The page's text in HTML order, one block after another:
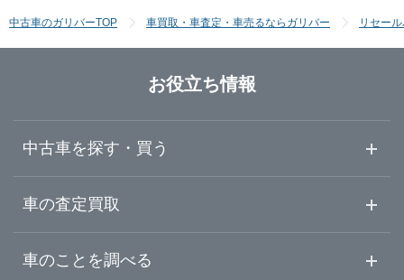
福島
栃木
富山
福井
山梨
京都
和歌山
広島
中古車のガリバーTOP 車買取・車査定・車売るならガリバー リセー
お役立ち情報
中古車を探す・買う
中古車情報・中古車検索
車の査定買取
車査定・車買取ならガリバー
車のことを調べる